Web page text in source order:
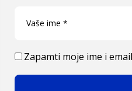
Zapamti moje ime i